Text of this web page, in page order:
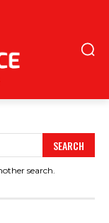
SEARCH
search.